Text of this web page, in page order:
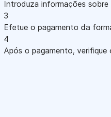
Introduza informações
3
Efetue o pagamento da
4
Após o pagamento, verifique